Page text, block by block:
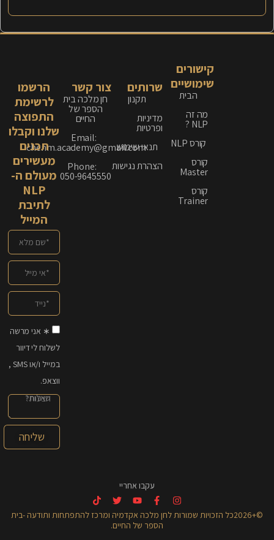
קישורים
שימושיים
הבית
מה זה
NLP ?
קורס NLP
קורס
Master
קורס
Trainer
שרותים
תקנון
מדיניות
ופרטיות
תנאי שימוש
הצהרת נגישות
צור קשר
חן מלכה בית
הספר של
החיים
Email:
chenm.academy@gmail.com
Phone:
050-9645550
הרשמו
לרשימת
התפוצה
שלנו וקבלו
תכנים
מעשירים
מעולם ה-
NLP
לתיבת
המייל
∗ אני מרשה
לשלוח לי דיוור
במייל ו/או SMS ,
ווצאפ.
שליחה
עקבו אחריי
©+2026כל הזכויות שמורות לחן מלכה אקדמיה ומרכז להתפתחות ותודעה -בית
הספר של החיים.